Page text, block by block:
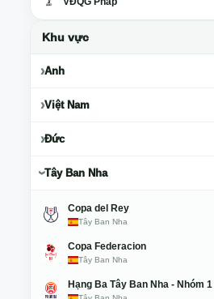
Khu vực
Anh
Việt Nam
Đức
Tây Ban Nha
Copa del Rey
Tây Ban Nha
Copa Federacion
Tây Ban Nha
Hạng Ba Tây Ban Nha - Nhóm 1